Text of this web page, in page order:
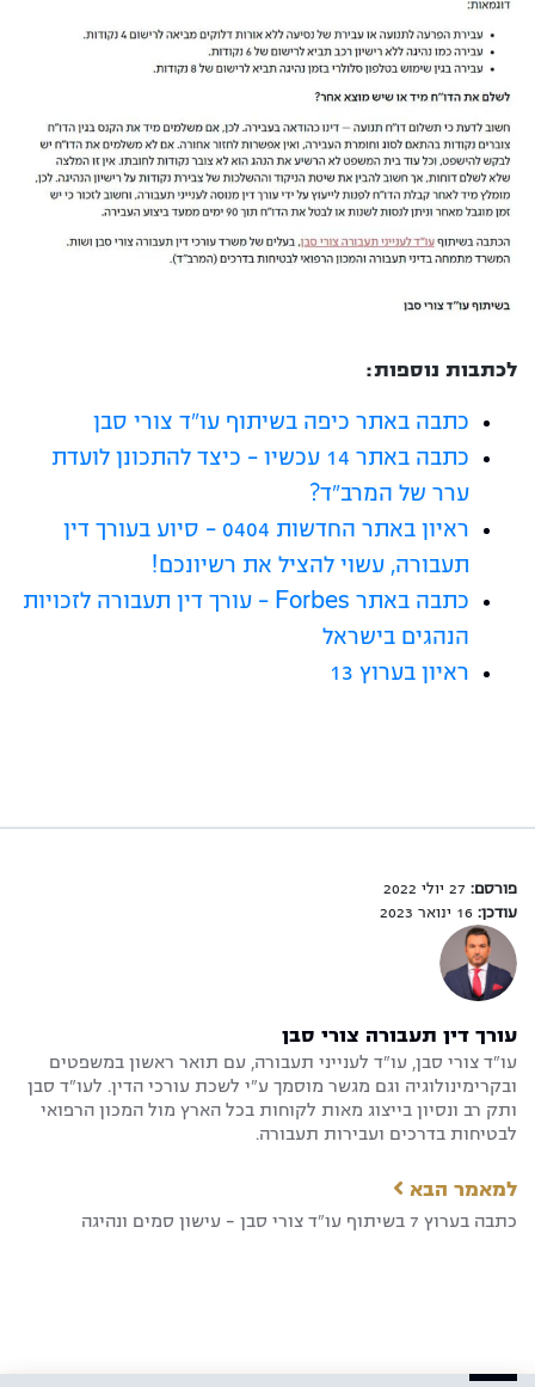
לכתבות נוספות:
כתבה באתר כיפה בשיתוף עו"ד צורי סבן
כתבה באתר 14 עכשיו – כיצד להתכונן לועדת
ערר של המרב"ד?
ראיון באתר החדשות 0404 – סיוע בעורך דין
תעבורה, עשוי להציל את רשיונכם!
כתבה באתר Forbes – עורך דין תעבורה לזכויות
הנהגים בישראל
ראיון בערוץ 13
פורסם:
עודכן:
עורך דין תעבורה צורי סבן
עו"ד צורי סבן, עו"ד לענייני תעבורה, עם תואר ראשון במשפטים
ובקרימינולוגיה וגם מגשר מוסמך ע"י לשכת עורכי הדין. לעו"ד סבן
ותק רב ונסיון בייצוג מאות לקוחות בכל הארץ מול המכון הרפואי
לבטיחות בדרכים ועבירות תעבורה.
למאמר הבא
כתבה בערוץ 7 בשיתוף עו"ד צורי סבן – עישון סמים ונהיגה